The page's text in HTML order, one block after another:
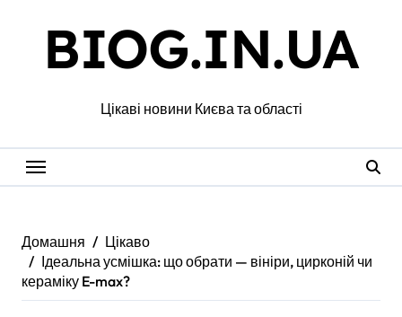
BIOG.IN.UA
Цікаві новини Києва та області
Домашня
Цікаво
Ідеальна усмішка: що обрати — вініри, цирконій чи
кераміку E-max?